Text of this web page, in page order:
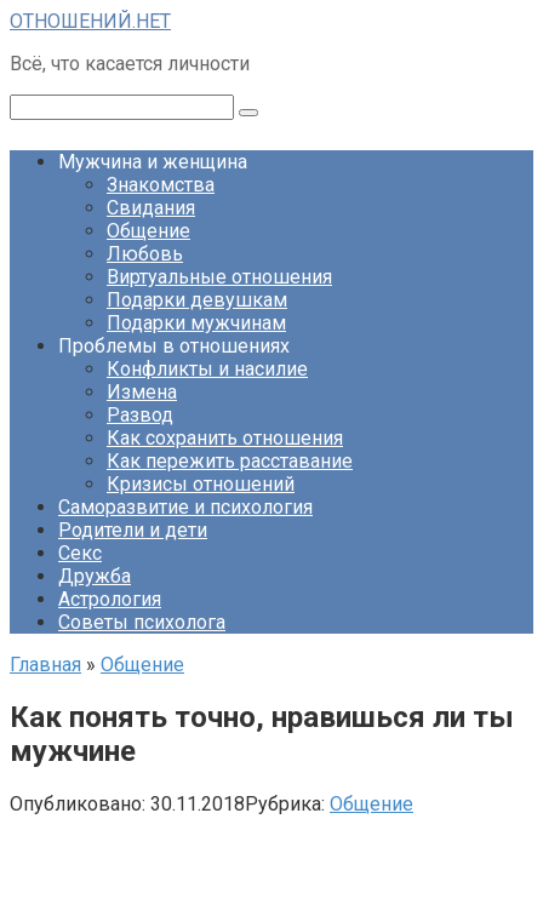
Перейти
контенту
ОТНОШЕНИЙ.НЕТ
Всё, что касается личности
Мужчина и женщина
Знакомства
Свидания
Общение
Любовь
Виртуальные отношения
Подарки девушкам
Подарки мужчинам
Проблемы в отношениях
Конфликты и насилие
Измена
Развод
Как сохранить отношения
Как пережить расставание
Кризисы отношений
Саморазвитие и психология
Родители и дети
Секс
Дружба
Астрология
Советы психолога
Главная » Общение
Как понять точно, нравишься ли ты
мужчине
Опубликовано: 30.11.2018Рубрика: Общение